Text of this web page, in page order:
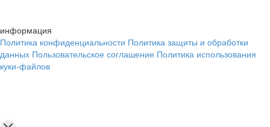
информация
Политика конфиденциальности Политика защиты и обработки
данных Пользовательское соглашение Политика использования
куки-файлов